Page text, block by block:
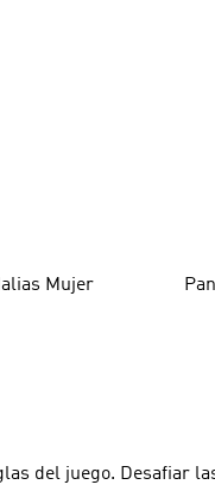
Mujer
del juego. Desafiar